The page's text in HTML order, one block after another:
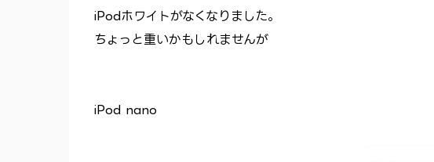
iPodホワイトがなくなりました。
ちょっと重いかもしれませんが
iPod nano